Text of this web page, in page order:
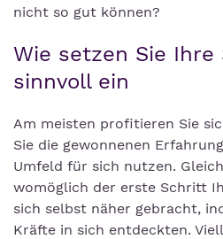
nicht so gut können?
Wie setzen Sie Ihre
sinnvoll ein
Am meisten profitieren Sie
Sie die gewonnenen
Umfeld für sich nutzen.
womöglich der erste Schritt
sich selbst näher gebracht,
Kräfte in sich entdeckten.